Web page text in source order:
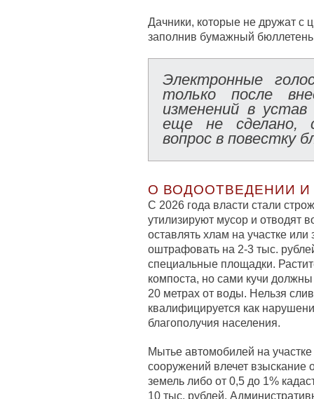
Дачники, которые не дружат с
заполнив бумажный
Электронные
только после
изменений в
еще не сделано,
вопрос в повестку
О ВОДООТВЕДЕНИИ
С 2026 года власти стали
утилизируют мусор и отводят
оставлять хлам на участке
оштрафовать на 2-3 тыс.
специальные площадки.
компоста, но сами кучи
20 метрах от воды. Нельзя
квалифицируется как
благополучия населения.
Мытье автомобилей на
сооружений влечет взыскание
земель либо от 0,5 до 1%
10 тыс. рублей.